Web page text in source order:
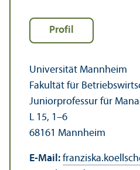
Profil
Universität Mannheim
Fakultät für
Junior­professur für
L 15, 1–6
68161 Mannheim
E-Mail: